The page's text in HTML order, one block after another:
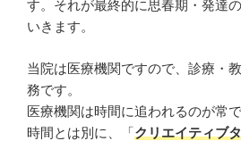
す。それが最終的に思春期・発達
いきます。
当院は医療機関ですので、診療・
務です。
医療機関は時間に追われるのが常
時間とは別に、「クリエイティブ